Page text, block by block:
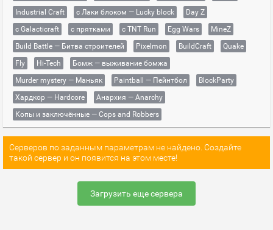
Industrial Craft
с Лаки блоком — Lucky block
Day Z
с Galacticraft
с прятками с TNT Run Egg Wars
MineZ
Build Battle — Битва строителей
Pixelmon BuildCraft
Quake
Fly
Hi-Tech
Бомж — выживание бомжа
Murder mystery — Маньяк
Paintball — Пейнтбол
BlockParty
Хардкор — Hardcore
Анархия — Anarchy
Копы и заключённые — Cops and Robbers
Серверов по заданным параметрам не найдено. Создайте
такой сервер и он появится на этом месте!
Загрузить еще сервера